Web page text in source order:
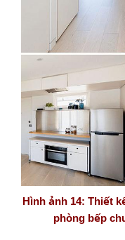
Hình ảnh 14: Thiết
phòng bếp